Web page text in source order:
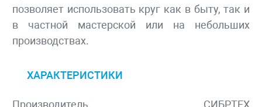
позволяет использовать круг как в быту, так и
в частной мастерской или на небольших
производствах.
ХАРАКТЕРИСТИКИ
Производитель
СИБРТЕХ